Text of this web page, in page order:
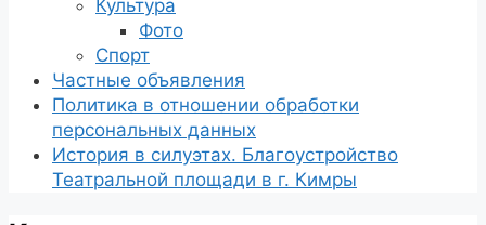
Культура
Фото
Спорт
Частные объявления
Политика в отношении обработки
персональных данных
История в силуэтах. Благоустройство
Театральной площади в г. Кимры